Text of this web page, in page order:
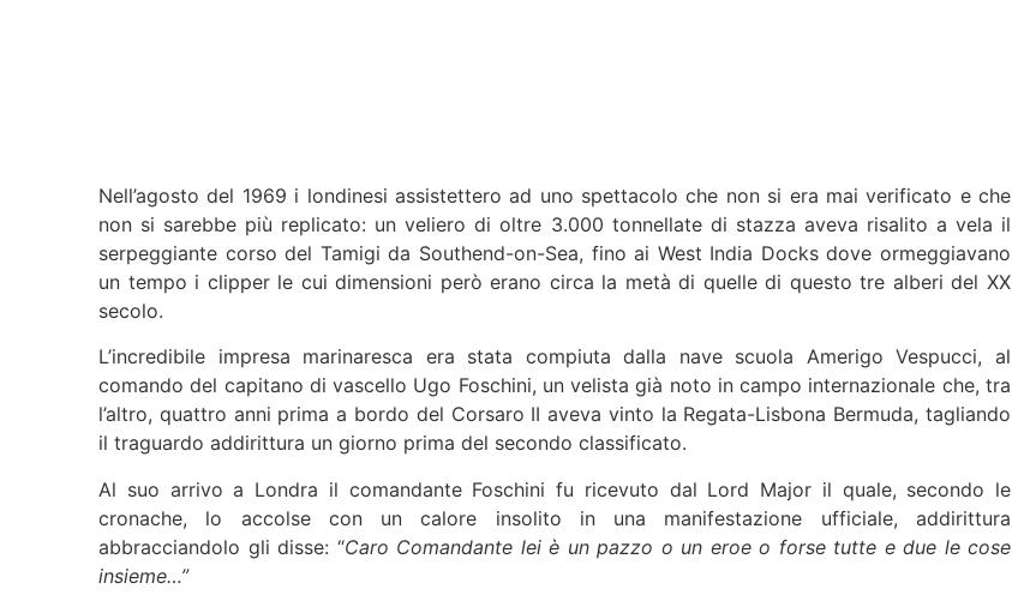
Nell’agosto del 1969 i londinesi assistettero ad uno spettacolo che non si era mai verificato e che
non si sarebbe più replicato: un veliero di oltre 3.000 tonnellate di stazza aveva risalito a vela il
serpeggiante corso del Tamigi da Southend-on-Sea, fino ai West India Docks dove ormeggiavano
un tempo i clipper le cui dimensioni però erano circa la metà di quelle di questo tre alberi del XX
secolo.
L’incredibile impresa marinaresca era stata compiuta dalla nave scuola Amerigo Vespucci, al
comando del capitano di vascello Ugo Foschini, un velista già noto in campo internazionale che, tra
l’altro, quattro anni prima a bordo del Corsaro II aveva vinto la Regata-Lisbona Bermuda, tagliando
il traguardo addirittura un giorno prima del secondo classificato.
Al suo arrivo a Londra il comandante Foschini fu ricevuto dal Lord Major il quale, secondo le
cronache, lo accolse con un calore insolito in una manifestazione ufficiale, addirittura
abbracciandolo gli disse: “Caro Comandante lei è un pazzo o un eroe o forse tutte e due le cose
insieme…”